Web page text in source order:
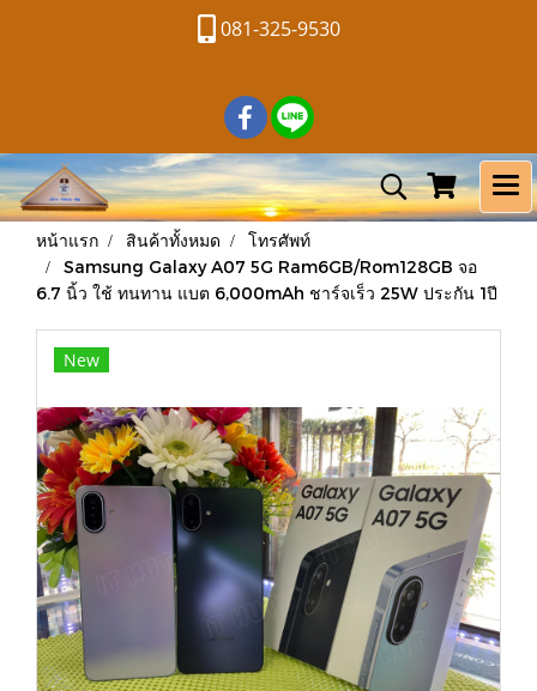
081-325-9530
หน้าแรก สินค้าทั้งหมด
โทรศัพท์
Samsung Galaxy A07 5G Ram6GB/Rom128GB จอ
6.7 นิ้ว ใช้ ทนทาน แบต 6,000mAh ชาร์จเร็ว 25W ประกัน 1ปี
New